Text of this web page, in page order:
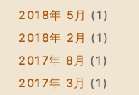
2018年 5月 (1)
2018年 2月 (1)
2017年 8月 (1)
2017年 3月 (1)